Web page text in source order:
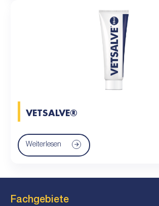
VETSALVE®
Weiterlesen
Fachgebiete